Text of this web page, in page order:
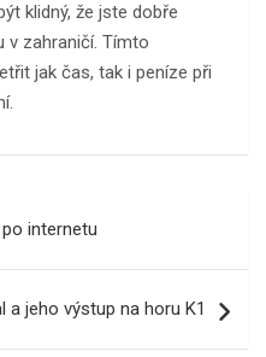
klidný, že jste dobře
v zahraničí. Tímto
jak čas, tak i peníze při
internetu
jeho výstup na horu K1